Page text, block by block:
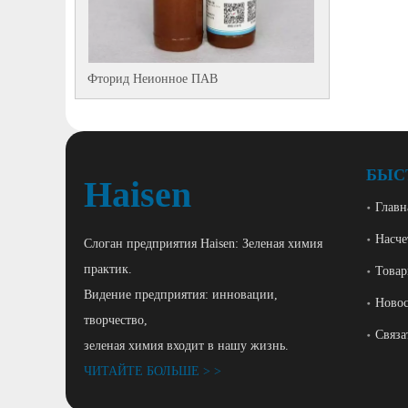
Фторид Неионное ПАВ
Haisen
Слоган предприятия Haisen: Зеленая химия
практик.
Видение предприятия: инновации,
творчество,
зеленая химия входит в нашу жизнь.
ЧИТАЙТЕ БОЛЬШЕ > >